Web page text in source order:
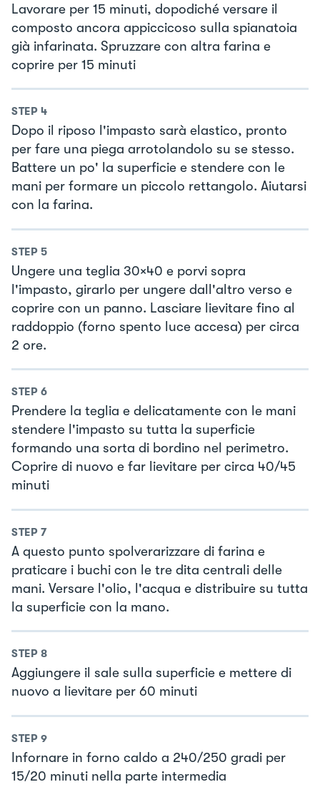
Lavorare per 15 minuti, dopodiché versare il
composto ancora appiccicoso sulla spianatoia
già infarinata. Spruzzare con altra farina e
coprire per 15 minuti
STEP 4
Dopo il riposo l'impasto sarà elastico, pronto
per fare una piega arrotolandolo su se stesso.
Battere un po' la superficie e stendere con le
mani per formare un piccolo rettangolo. Aiutarsi
con la farina.
STEP 5
Ungere una teglia 30×40 e porvi sopra
l'impasto, girarlo per ungere dall'altro verso e
coprire con un panno. Lasciare lievitare fino al
raddoppio (forno spento luce accesa) per circa
2 ore.
STEP 6
Prendere la teglia e delicatamente con le mani
stendere l'impasto su tutta la superficie
formando una sorta di bordino nel perimetro.
Coprire di nuovo e far lievitare per circa 40/45
minuti
STEP 7
A questo punto spolverarizzare di farina e
praticare i buchi con le tre dita centrali delle
mani. Versare l'olio, l'acqua e distribuire su tutta
la superficie con la mano.
STEP 8
Aggiungere il sale sulla superficie e mettere di
nuovo a lievitare per 60 minuti
STEP 9
Infornare in forno caldo a 240/250 gradi per
15/20 minuti nella parte intermedia